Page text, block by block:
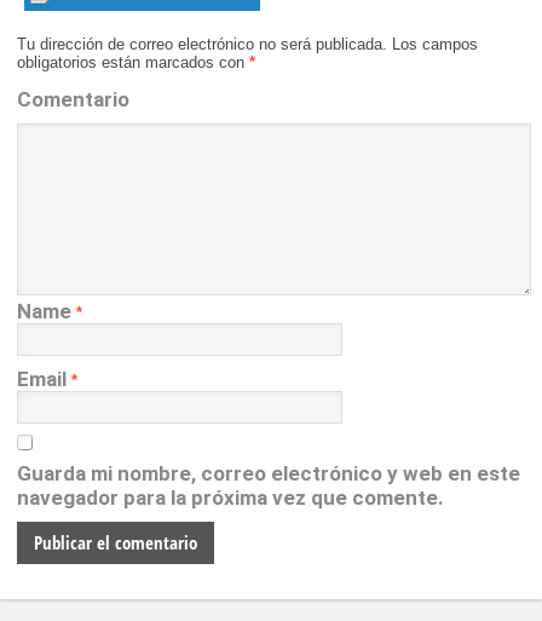
Tu dirección de correo electrónico no será publicada. Los campos
obligatorios están marcados con *
Comentario
Name *
Email *
Guarda mi nombre, correo electrónico y web en este
navegador para la próxima vez que comente.